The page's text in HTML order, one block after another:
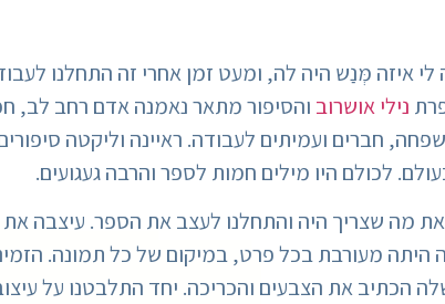
כשסיפרה לי איזה מְּנַש היה לה, ומעט זמן אחרי זה התחלנו
נילי אושרוב והסיפור מתאר נאמנה אדם רחב לב,
חברים ועמיתים לעבודה. ראיינה וליקטה
לכולם היו מילים חמות לספר והרבה געגועים.
מה שצריך היה והתחלנו לעצב את הספר. עיצבה
היתה מעורבת בכל פרט, במיקום של כל תמונה.
הכתיב את הצבעים והכריכה. יחד התלבטנו על